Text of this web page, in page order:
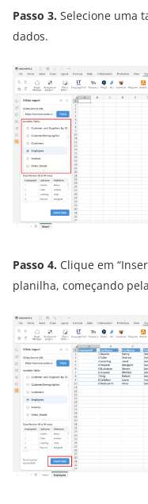
Passo 3. Selecione uma
dados.
Passo 4. Clique em
planilha, começando